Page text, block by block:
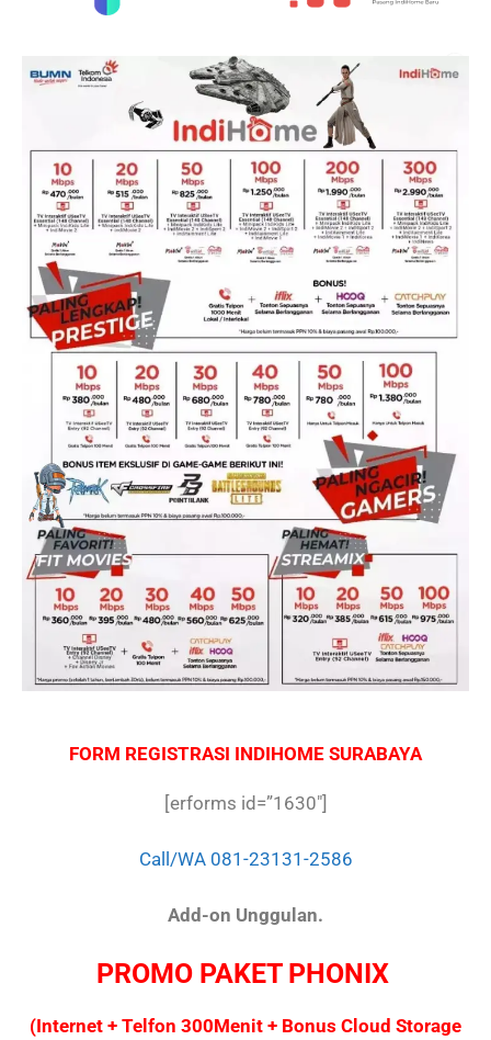
FORM REGISTRASI INDIHOME SURABAYA
[erforms id=”1630″]
Call/WA 081-23131-2586
Add-on Unggulan.
PROMO PAKET PHONIX
(Internet + Telfon 300Menit + Bonus Cloud Storage